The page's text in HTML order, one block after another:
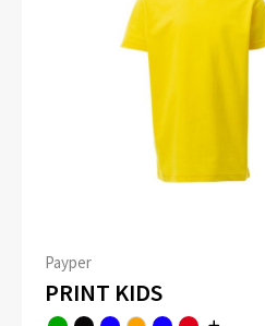
Payper
PRINT KIDS